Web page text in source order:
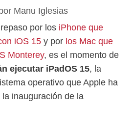
Manu Iglesias
por los iPhone que
iOS 15 y por los Mac que
Monterey, es el momento de
ejecutar iPadOS 15, la
operativo que Apple ha
inauguración de la